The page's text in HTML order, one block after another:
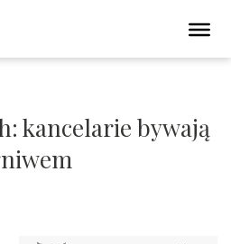
kancelarie bywają